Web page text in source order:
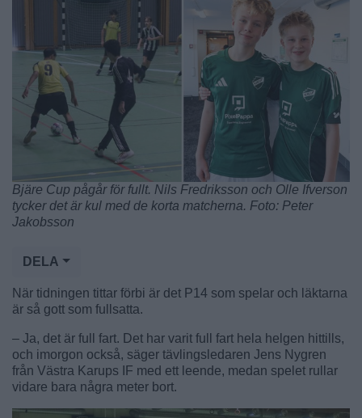
Bjäre Cup pågår för fullt. Nils Fredriksson och Olle Ifverson
tycker det är kul med de korta matcherna. Foto: Peter
Jakobsson
DELA
När tidningen tittar förbi är det P14 som spelar och läktarna
är så gott som fullsatta.
– Ja, det är full fart. Det har varit full fart hela helgen hittills,
och imorgon också, säger tävlingsledaren Jens Nygren
från Västra Karups IF med ett leende, medan spelet rullar
vidare bara några meter bort.